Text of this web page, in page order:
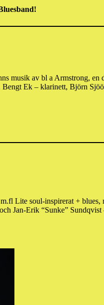
musik av bl a Armstrong,
Ek – klarinett, Björn
Lite soul-inspirerat +
Jan-Erik “Sunke” Sundqvist